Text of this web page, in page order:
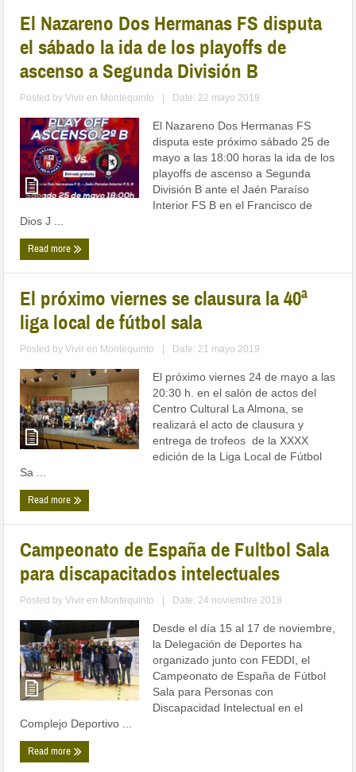
El Nazareno Dos Hermanas FS disputa
el sábado la ida de los playoffs de
ascenso a Segunda División B
Posted byVivir en Montequinto Date: 22 mayo 2019
El Nazareno Dos Hermanas FS
disputa este próximo sábado 25 de
mayo a las 18:00 horas la ida de los
playoffs de ascenso a Segunda
División B ante el Jaén Paraíso
Interior FS B en el Francisco de
Dios J ...
Read more
El próximo viernes se clausura la 40ª
liga local de fútbol sala
Posted byVivir en Montequinto Date: 21 mayo 2019
El próximo viernes 24 de mayo a las
20:30 h. en el salón de actos del
Centro Cultural La Almona, se
realizará el acto de clausura y
entrega de trofeos de la XXXX
edición de la Liga Local de Fútbol
Sa ...
Read more
Campeonato de España de Fultbol Sala
para discapacitados intelectuales
Posted byVivir en Montequinto Date: 24 noviembre 2018
Desde el día 15 al 17 de noviembre,
la Delegación de Deportes ha
organizado junto con FEDDI, el
Campeonato de España de Fútbol
Sala para Personas con
Discapacidad Intelectual en el
Complejo Deportivo ...
Read more